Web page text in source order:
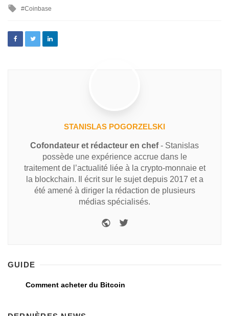
Coinbase
STANISLAS POGORZELSKI
Cofondateur et rédacteur en chef- Stanislas
possède une expérience accrue dans le
traitement de l’actualité liée à la crypto-monnaie et
la blockchain. Il écrit sur le sujet depuis 2017 et a
été amené à diriger la rédaction de plusieurs
médias spécialisés.
GUIDE
Comment acheter du Bitcoin